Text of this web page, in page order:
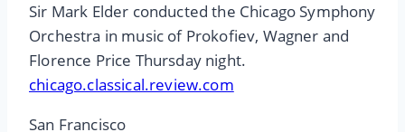
Sir Mark Elder conducted the Chicago Symphony
Orchestra in music of Prokofiev, Wagner and
Florence Price Thursday night.
chicago.classical.review.com
San Francisco